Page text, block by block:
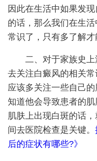
因此在生活中如果发
的话，那么我们在生
常识了，只有多了解才
二、对于家族史上
去关注白癜风的相关
应该多关注一些自己
知道他会导致患者的
肌肤上出现白斑的话
间去医院检查是关键。
后的症状有哪些?》